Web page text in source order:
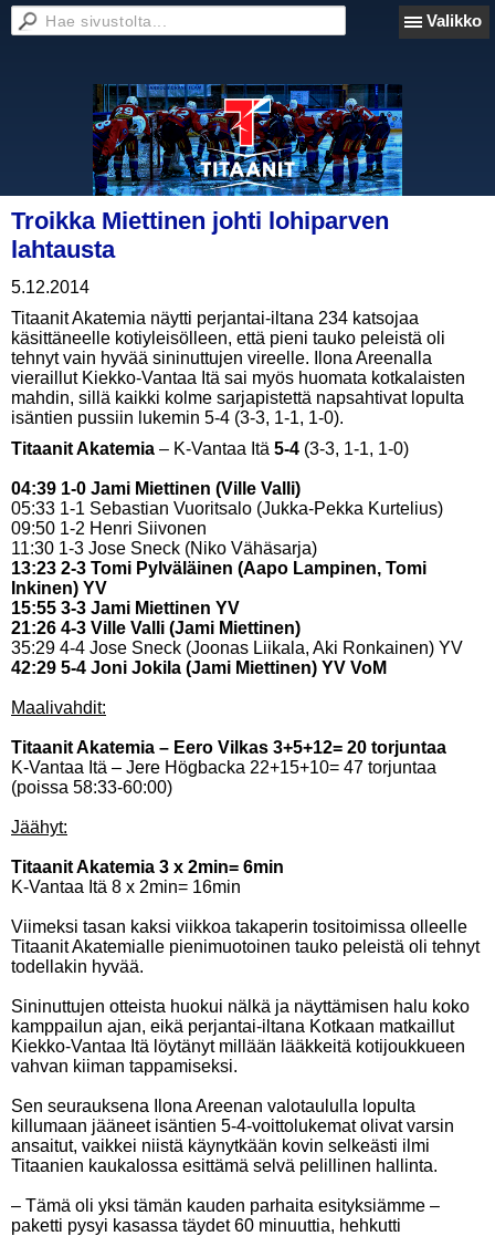
Valikko
Troikka Miettinen johti lohiparven
lahtausta
5.12.2014
Titaanit Akatemia näytti perjantai-iltana 234 katsojaa
käsittäneelle kotiyleisölleen, että pieni tauko peleistä oli
tehnyt vain hyvää sininuttujen vireelle. Ilona Areenalla
vieraillut Kiekko-Vantaa Itä sai myös huomata kotkalaisten
mahdin, sillä kaikki kolme sarjapistettä napsahtivat lopulta
isäntien pussiin lukemin 5-4 (3-3, 1-1, 1-0).
Titaanit Akatemia – K-Vantaa Itä 5-4 (3-3, 1-1, 1-0)
04:39 1-0 Jami Miettinen (Ville Valli)
05:33 1-1 Sebastian Vuoritsalo (Jukka-Pekka Kurtelius)
09:50 1-2 Henri Siivonen
11:30 1-3 Jose Sneck (Niko Vähäsarja)
13:23 2-3 Tomi Pylväläinen (Aapo Lampinen, Tomi
Inkinen) YV
15:55 3-3 Jami Miettinen YV
21:26 4-3 Ville Valli (Jami Miettinen)
35:29 4-4 Jose Sneck (Joonas Liikala, Aki Ronkainen) YV
42:29 5-4 Joni Jokila (Jami Miettinen) YV VoM
Maalivahdit:
Titaanit Akatemia – Eero Vilkas 3+5+12= 20 torjuntaa
K-Vantaa Itä – Jere Högbacka 22+15+10= 47 torjuntaa
(poissa 58:33-60:00)
Jäähyt:
Titaanit Akatemia 3 x 2min= 6min
K-Vantaa Itä 8 x 2min= 16min
Viimeksi tasan kaksi viikkoa takaperin tositoimissa olleelle
Titaanit Akatemialle pienimuotoinen tauko peleistä oli tehnyt
todellakin hyvää.
Sininuttujen otteista huokui nälkä ja näyttämisen halu koko
kamppailun ajan, eikä perjantai-iltana Kotkaan matkaillut
Kiekko-Vantaa Itä löytänyt millään lääkkeitä kotijoukkueen
vahvan kiiman tappamiseksi.
Sen seurauksena Ilona Areenan valotaululla lopulta
killumaan jääneet isäntien 5-4-voittolukemat olivat varsin
ansaitut, vaikkei niistä käynytkään kovin selkeästi ilmi
Titaanien kaukalossa esittämä selvä pelillinen hallinta.
– Tämä oli yksi tämän kauden parhaita esityksiämme –
paketti pysyi kasassa täydet 60 minuuttia, hehkutti